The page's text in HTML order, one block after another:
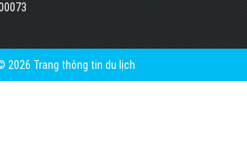
2026 Trang thông tin du lịch